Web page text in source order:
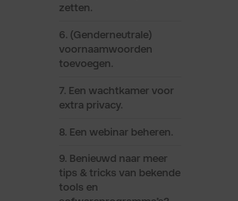
zetten.
6. (Genderneutrale)
voornaamwoorden
toevoegen.
7. Een wachtkamer voor
extra privacy.
8. Een webinar beheren.
9. Benieuwd naar meer
tips & tricks van bekende
tools en